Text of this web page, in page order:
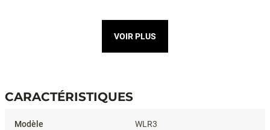
VOIR PLUS
CARACTÉRISTIQUES
WLR3